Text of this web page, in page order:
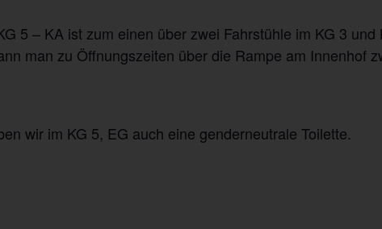
5 – KA ist zum einen über zwei Fahrstühle im KG 3 und
man zu Öffnungszeiten über die Rampe am Innenhof
wir im KG 5, EG auch eine genderneutrale Toilette.